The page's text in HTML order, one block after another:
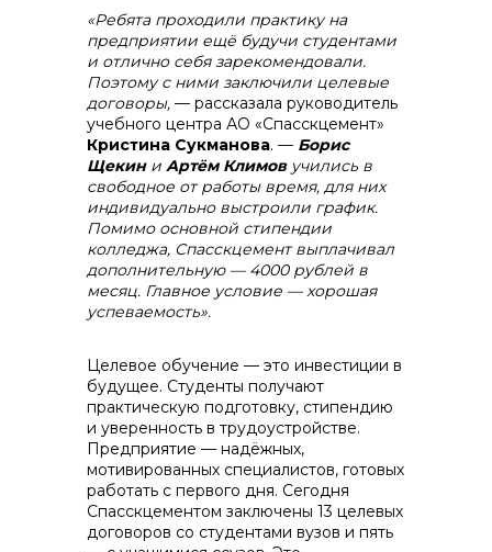
info@vostokcement.ru
«Ребята проходили практику на
предприятии ещё будучи студентами
и отлично себя зарекомендовали.
Поэтому с ними заключили целевые
договоры, — рассказала руководитель
учебного центра АО «Спасскцемент»
Кристина Сукманова. — Борис
Щекини Артём Климовучились в
свободное от работы время, для них
индивидуально выстроили график.
Помимо основной стипендии
колледжа, Спасскцемент выплачивал
дополнительную — 4000 рублей в
месяц. Главное условие — хорошая
успеваемость».
Целевое обучение — это инвестиции в
будущее. Студенты получают
практическую подготовку, стипендию
и уверенность в трудоустройстве.
Предприятие — надёжных,
мотивированных специалистов, готовых
работать с первого дня. Сегодня
Спасскцементом заключены 13 целевых
договоров со студентами вузов и пять